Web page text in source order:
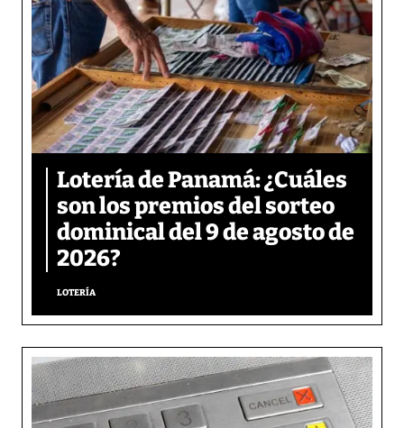
Lotería de Panamá: ¿Cuáles
son los premios del sorteo
dominical del 9 de agosto de
2026?
LOTERÍA